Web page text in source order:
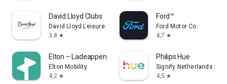
David Lloyd Clubs
David Lloyd Leisure
3,8 star
Ford™
Ford Motor Co.
4,7 star
Elton – Ladeappen for elbil
Elton Mobility
4,2 star
Philips Hue
Signify Netherlands B.V.
4,5 star